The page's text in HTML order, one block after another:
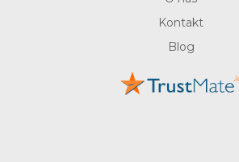
Kontakt
Blog